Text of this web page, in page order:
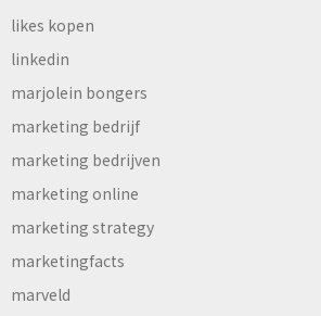
likes kopen
linkedin
marjolein bongers
marketing bedrijf
marketing bedrijven
marketing online
marketing strategy
marketingfacts
marveld